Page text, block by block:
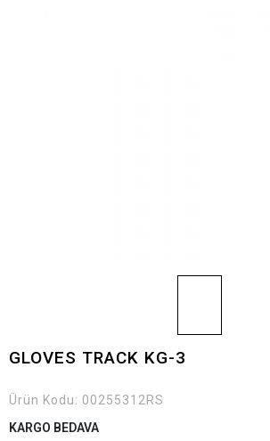
GLOVES TRACK KG-3
Ürün Kodu: 00255312RS
KARGO BEDAVA